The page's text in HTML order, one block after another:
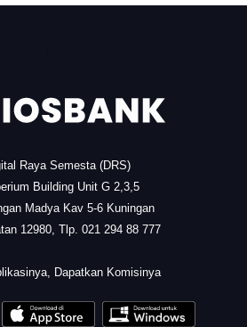
Raya Semesta (DRS)
Building Unit G 2,3,5
Madya Kav 5-6 Kuningan
12980, Tlp. 021 294 88 777
Dapatkan Komisinya